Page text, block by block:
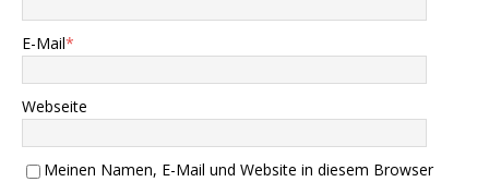
E-Mail*
Webseite
Meinen Namen, E-Mail und Website in diesem Browser